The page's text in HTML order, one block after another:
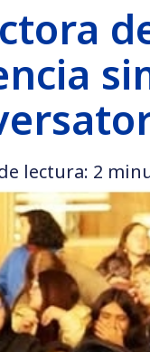
lectura:‎ 2